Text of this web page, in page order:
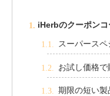
iHerbのクーポン
スーパース
お試し価格で
期限の短い製